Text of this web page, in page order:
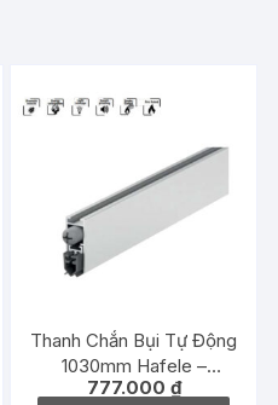
Thanh Chắn Bụi Tự Động
1030mm Hafele –
950.05.344
777.000 ₫